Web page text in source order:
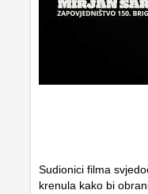
Sudionici filma
krenula kako bi